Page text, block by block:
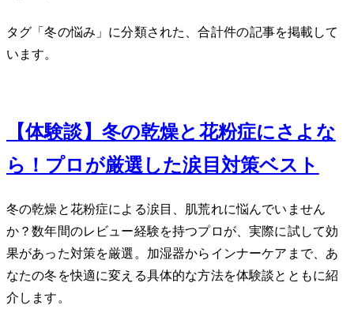
タグ「冬の悩み」に分類された、合計 1 件の記事を掲載して
います。
【体験談】冬の乾燥と花粉症にさよな
ら！プロが厳選した涙目対策ベスト5
冬の乾燥と花粉症による涙目、肌荒れに悩んでいません
か？数年間のレビュー経験を持つプロが、実際に試して効
果があった対策を厳選。加湿器からインナーケアまで、あ
なたの冬を快適に変える具体的な方法を体験談とともに紹
介します。